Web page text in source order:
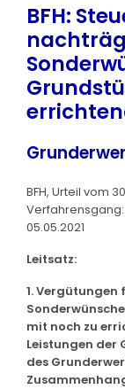
BFH:
BFH, Urteil vom
Verfahrensgang:
05.05.2021
Leitsatz:
1.
mit noch zu
Leistungen der
des